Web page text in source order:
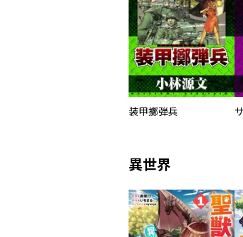
装甲擲弾兵
異世界